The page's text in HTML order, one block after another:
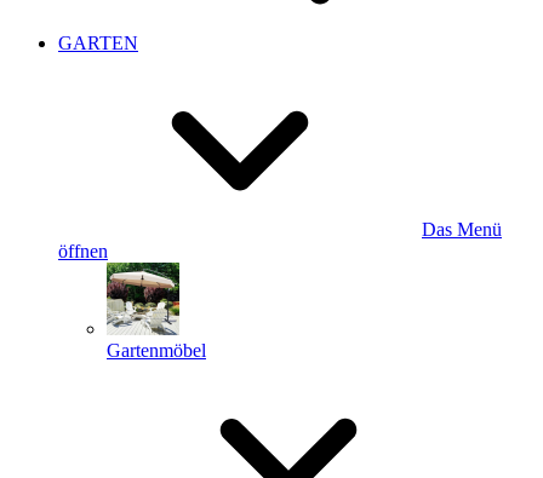
GARTEN
Das Menü
öffnen
Gartenmöbel